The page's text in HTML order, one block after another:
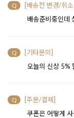
Q
[배송전 변경/취
배송준비중인데
Q
[기타문의]
오늘의 신상 5%
Q
[주문/결제]
쿠폰은 어떻게